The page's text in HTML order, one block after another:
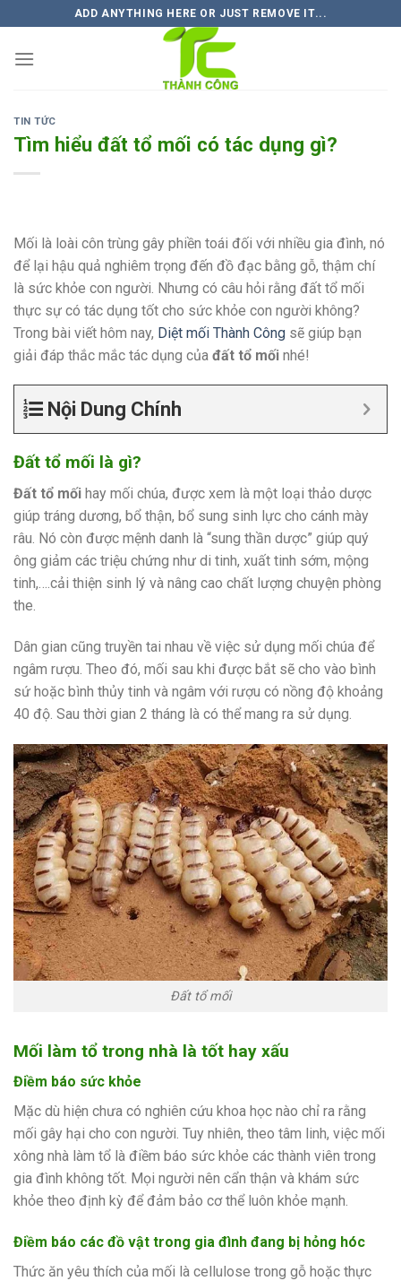
to
content
ADD ANYTHING HERE OR JUST REMOVE IT...
TIN TỨC
Tìm hiểu đất tổ mối có tác dụng gì?
Mối là loài côn trùng gây phiền toái đối với nhiều gia đình, nó
để lại hậu quả nghiêm trọng đến đồ đạc bằng gỗ, thậm chí
là sức khỏe con người. Nhưng có câu hỏi rằng đất tổ mối
thực sự có tác dụng tốt cho sức khỏe con người không?
Trong bài viết hôm nay, Diệt mối Thành Công sẽ giúp bạn
giải đáp thắc mắc tác dụng của đất tổ mối nhé!
Nội Dung Chính
Đất tổ mối là gì?
Đất tổ mối hay mối chúa, được xem là một loại thảo dược
giúp tráng dương, bổ thận, bổ sung sinh lực cho cánh mày
râu. Nó còn được mệnh danh là “sung thần dược” giúp quý
ông giảm các triệu chứng như di tinh, xuất tinh sớm, mộng
tinh,….cải thiện sinh lý và nâng cao chất lượng chuyện phòng
the.
Dân gian cũng truyền tai nhau về việc sử dụng mối chúa để
ngâm rượu. Theo đó, mối sau khi được bắt sẽ cho vào bình
sứ hoặc bình thủy tinh và ngâm với rượu có nồng độ khoảng
40 độ. Sau thời gian 2 tháng là có thể mang ra sử dụng.
Đất tổ mối
Mối làm tổ trong nhà là tốt hay xấu
Điềm báo sức khỏe
Mặc dù hiện chưa có nghiên cứu khoa học nào chỉ ra rằng
mối gây hại cho con người. Tuy nhiên, theo tâm linh, việc mối
xông nhà làm tổ là điềm báo sức khỏe các thành viên trong
gia đình không tốt. Mọi người nên cẩn thận và khám sức
khỏe theo định kỳ để đảm bảo cơ thể luôn khỏe mạnh.
Điềm báo các đồ vật trong gia đình đang bị hỏng hóc
Thức ăn yêu thích của mối là cellulose trong gỗ hoặc thực